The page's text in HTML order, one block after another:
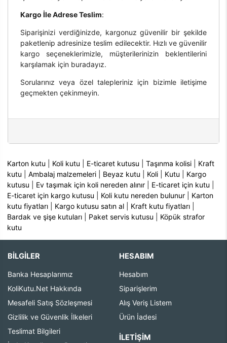
Kargo İle Adrese Teslim:
Siparişinizi verdiğinizde, kargonuz güvenilir bir şekilde
paketlenip adresinize teslim edilecektir. Hızlı ve güvenilir
kargo seçeneklerimizle, müşterilerinizin beklentilerini
karşılamak için buradayız.
Sorularınız veya özel talepleriniz için bizimle iletişime
geçmekten çekinmeyin.
Karton kutu Koli kutu E-ticaret kutusu |Taşınma kolisi
Kraft
kutu |Ambalaj malzemeleri Beyaz kutu Koli Kutu
Kargo
kutusu
Ev taşımak için koli nereden alınır E-ticaret için kutu
E-ticaret için kargo kutusu
Koli kutu nereden bulunur
Karton
kutu fiyatları
Kargo kutusu satın al Kraft kutu fiyatları
Bardak ve şişe kutuları
Paket servis kutusu
Köpük strafor
kutu
BİLGİLER
Banka Hesaplarımız
KoliKutu.Net Hakkında
Mesafeli Satış Sözleşmesi
Gizlilik ve Güvenlik İlkeleri
Teslimat Bilgileri
HESABIM
Hesabım
Siparişlerim
Alış Veriş Listem
Ürün İadesi
İLETIŞIM